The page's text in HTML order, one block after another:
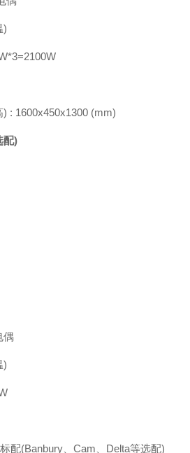
)
: 1600x450x1300 (mm)
配)
偶
)
配(Banbury、Cam、Delta等选配)